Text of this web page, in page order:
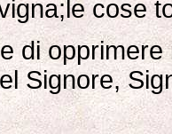
cose
di
Signore,